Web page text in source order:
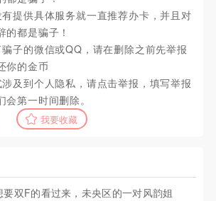
提供具体服务就一直推荐办卡，并且对
的都是骗子！
子的微信或QQ，请在删除之前先举报
你的金币
及到个人隐私，请点击举报，填写举报
第一时间删除。
我要收藏
要双F的看过来，未央区的一对风韵姐